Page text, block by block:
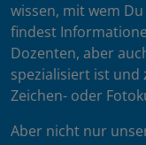
wissen, mit wem
findest
Dozenten, aber
spezialisiert ist und
Zeichen- oder
Aber nicht nur